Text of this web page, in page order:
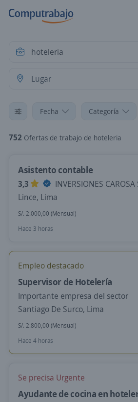
Fecha Categoría
752 Ofertas de trabajo de hoteleria
Asistento contable
3,3
INVERSIONES CAROSA
Lince, Lima
S/. 2.000,00 (Mensual)
Hace 3 horas
Empleo destacado
Supervisor de Hotelería
Importante empresa del sector
Santiago De Surco, Lima
S/. 2.800,00 (Mensual)
Hace 4 horas
Se precisa Urgente
Ayudante de cocina en